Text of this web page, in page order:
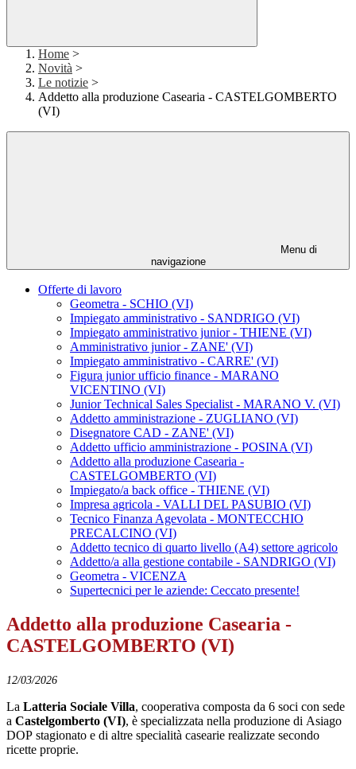
Home >
Novità >
Le notizie >
Addetto alla produzione Casearia - CASTELGOMBERTO
(VI)
Menu di
navigazione
Offerte di lavoro
Geometra - SCHIO (VI)
Impiegato amministrativo - SANDRIGO (VI)
Impiegato amministrativo junior - THIENE (VI)
Amministrativo junior - ZANE' (VI)
Impiegato amministrativo - CARRE' (VI)
Figura junior ufficio finance - MARANO
VICENTINO (VI)
Junior Technical Sales Specialist - MARANO V. (VI)
Addetto amministrazione - ZUGLIANO (VI)
Disegnatore CAD - ZANE' (VI)
Addetto ufficio amministrazione - POSINA (VI)
Addetto alla produzione Casearia -
CASTELGOMBERTO (VI)
Impiegato/a back office - THIENE (VI)
Impresa agricola - VALLI DEL PASUBIO (VI)
Tecnico Finanza Agevolata - MONTECCHIO
PRECALCINO (VI)
Addetto tecnico di quarto livello (A4) settore agricolo
Addetto/a alla gestione contabile - SANDRIGO (VI)
Geometra - VICENZA
Supertecnici per le aziende: Ceccato presente!
Addetto alla produzione Casearia -
CASTELGOMBERTO (VI)
12/03/2026
La Latteria Sociale Villa, cooperativa composta da 6 soci con sede
a Castelgomberto (VI), è specializzata nella produzione di Asiago
DOP stagionato e di altre specialità casearie realizzate secondo
ricette proprie.